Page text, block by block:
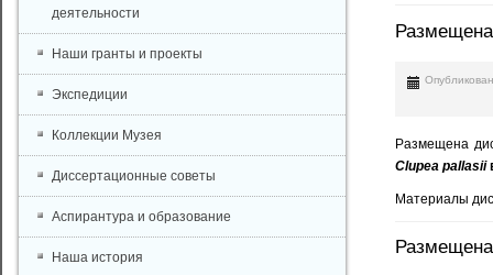
Размещена
Clupea pallasii
Материалы
деятельности
Наши гранты и проекты
Экспедиции
Коллекции Музея
Диссертационные советы
Аспирантура и образование
Наша история